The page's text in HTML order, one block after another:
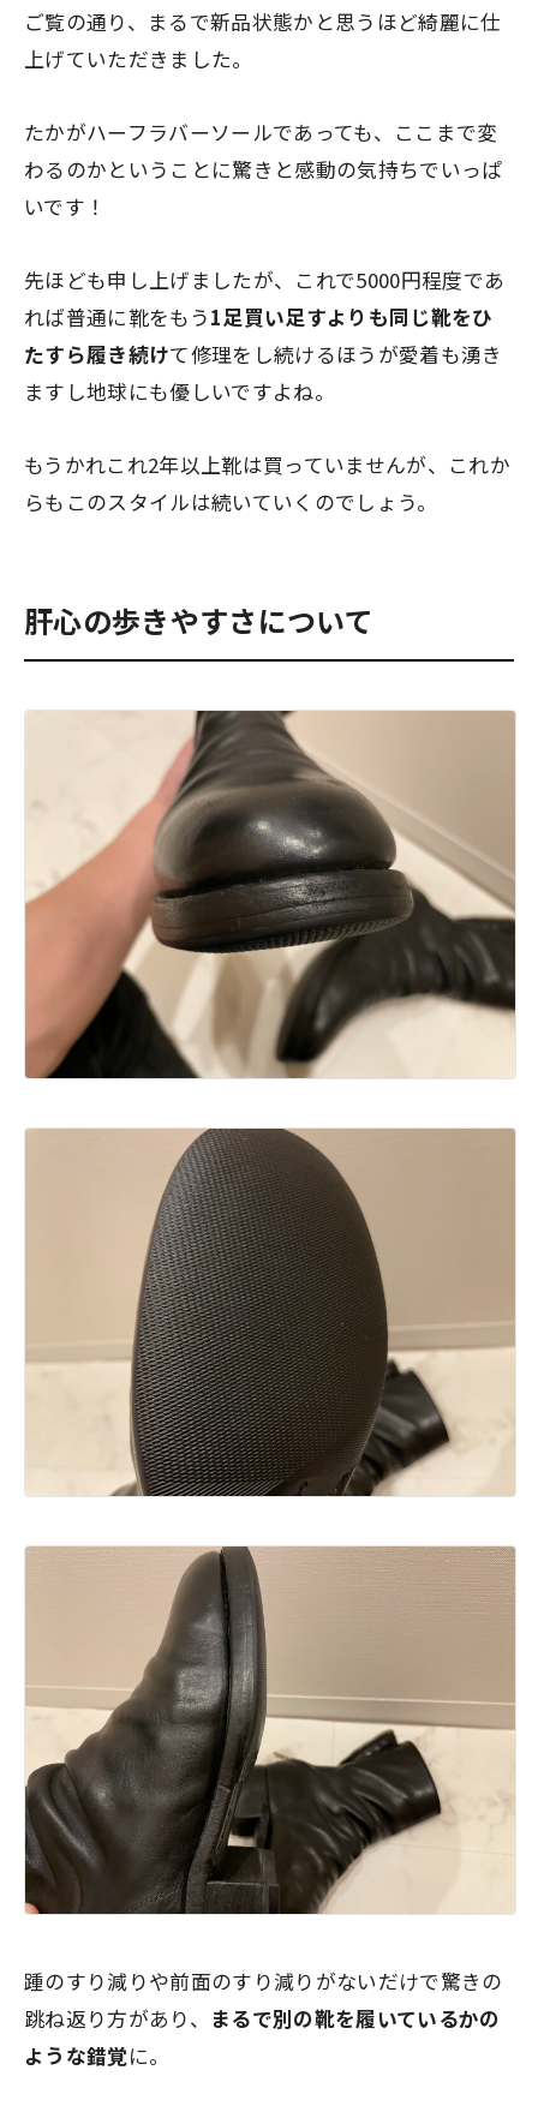
ご覧の通り、まるで新品状態かと思うほど綺麗に仕
上げていただきました。
たかがハーフラバーソールであっても、ここまで変
わるのかということに驚きと感動の気持ちでいっぱ
いです！
先ほども申し上げましたが、これで5000円程度であ
れば普通に靴をもう1足買い足すよりも同じ靴をひ
たすら履き続けて修理をし続けるほうが愛着も湧き
ますし地球にも優しいですよね。
もうかれこれ2年以上靴は買っていませんが、これか
らもこのスタイルは続いていくのでしょう。
肝心の歩きやすさについて
踵のすり減りや前面のすり減りがないだけで驚きの
跳ね返り方があり、
まるで別の靴を履いているかの
ような錯覚に。